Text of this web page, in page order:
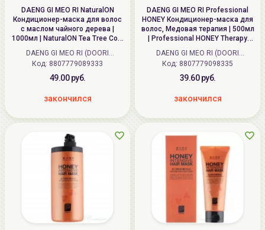
DAENG GI MEO RI NaturalON
Кондиционер-маска для волос
с маслом чайного дерева |
1000мл | NaturalON Tea Tree Cool
DAENG GI MEO RI (DOORI
Cosmetics) (Корея)
Код: 8807779089333
49.00 руб.
закончился
DAENG GI MEO RI Professional
HONEY Кондиционер-маска для
волос, Медовая терапия | 500мл
| Professional HONEY Therapy
DAENG GI MEO RI (DOORI
Cosmetics) (Корея)
Код: 8807779098335
39.60 руб.
закончился